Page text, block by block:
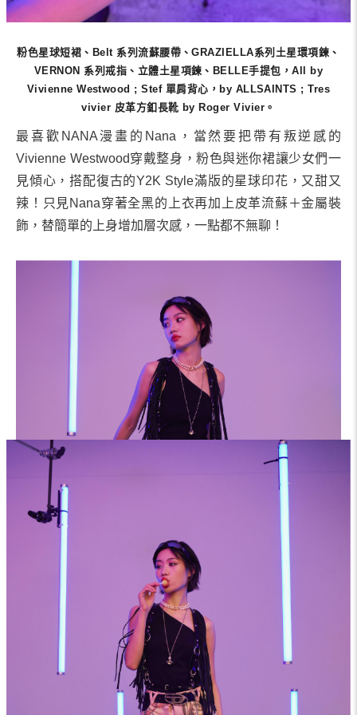
有溫度。」
粉色星球短裙、Belt 系列流蘇腰帶、GRAZIELLA系列土星環項鍊、
VERNON 系列戒指、立體土星項鍊、BELLE手提包，All by
Vivienne Westwood ; Stef 單肩背心，by ALLSAINTS ; Tres
vivier 皮革方釦長靴 by Roger Vivier。
最喜歡NANA漫畫的Nana，當然要把帶有叛逆感的
Vivienne Westwood穿戴整身，粉色與迷你裙讓少女們一
見傾心，搭配復古的Y2K Style滿版的星球印花，又甜又
辣！只見Nana穿著全黑的上衣再加上皮革流蘇＋金屬裝
飾，替簡單的上身增加層次感，一點都不無聊！